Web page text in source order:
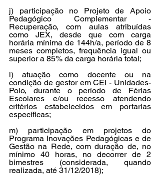
j) participação no Projeto de Apoio
Pedagógico Complementar -
Recuperação, com aulas atribuídas
como JEX, desde que com carga
horária mínima de 144h/a, período de 8
meses completos, frequência igual ou
superior a 85% da carga horária total;
l) atuação como docente ou na
condição de gestor em CEI - Unidades-
Polo, durante o período de Férias
Escolares e/ou recesso atendendo
critérios estabelecidos em portarias
específicas;
m) participação em projetos do
Programa Inovações Pedagógicas e de
Gestão na Rede, com duração de, no
mínimo 40 horas, no decorrer de 2
bimestres (considerada, quando
realizada, até 31/12/2018);